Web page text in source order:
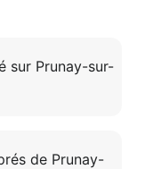
sur Prunay-sur-
de Prunay-